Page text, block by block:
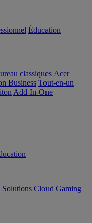
Éducation
classiques Acer
Business Tout-en-un
Add-In-One
Solutions Cloud Gaming